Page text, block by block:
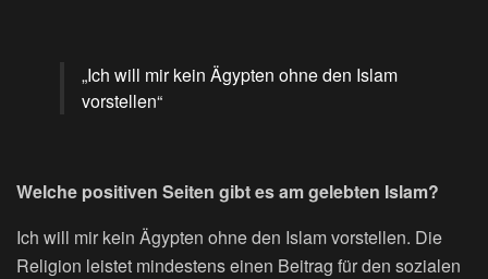
„Ich will mir kein Ägypten ohne den Islam
vorstellen“
Welche positiven Seiten gibt es am gelebten Islam?
Ich will mir kein Ägypten ohne den Islam vorstellen. Die
Religion leistet mindestens einen Beitrag für den sozialen